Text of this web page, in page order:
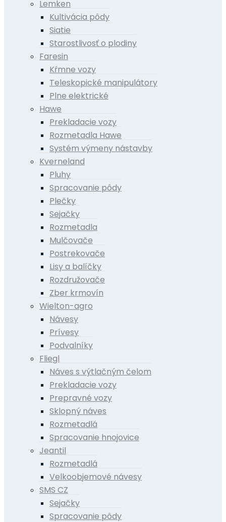
Lemken
Kultivácia pôdy
Siatie
Starostlivosť o plodiny
Faresin
Kŕmne vozy
Teleskopické manipulátory
Plne elektrické
Hawe
Prekladacie vozy
Rozmetadla Hawe
Systém výmeny nástavby
Kverneland
Pluhy
Spracovanie pôdy
Plečky
Sejačky
Rozmetadla
Mulčovače
Postrekovače
Lisy a balíčky
Rozdružovače
Zber krmovín
Wielton-agro
Návesy
Prívesy
Podvalníky
Fliegl
Náves s výtlačným čelom
Prekladacie vozy
Prepravné vozy
Sklopný náves
Rozmetadlá
Spracovanie hnojovice
Jeantil
Rozmetadlá
Velkoobjemové návesy
SMS CZ
Sejačky
Spracovanie pôdy